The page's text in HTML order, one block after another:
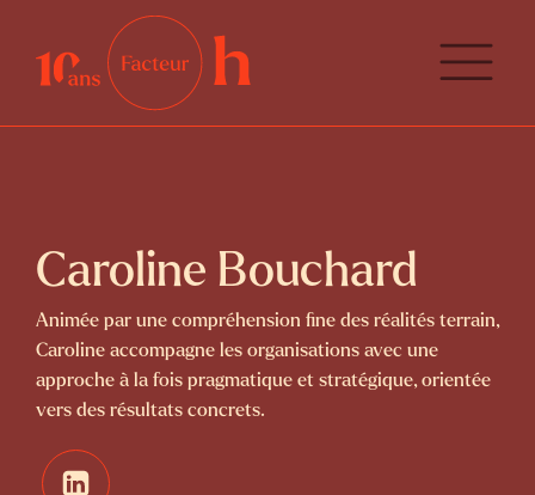
Caroline Bouchard
Animée par une compréhension fine des réalités terrain,
Caroline accompagne les organisations avec une
approche à la fois pragmatique et stratégique, orientée
vers des résultats concrets.